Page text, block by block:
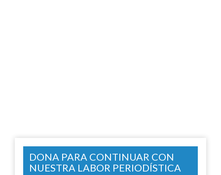
DONA PARA CONTINUAR CON
NUESTRA LABOR PERIODÍSTICA